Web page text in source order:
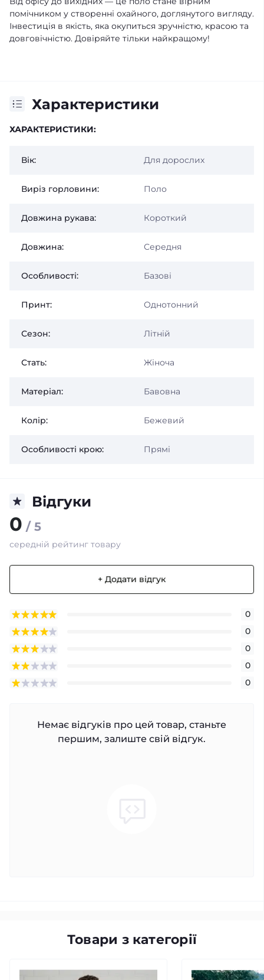
помічником у створенні охайного, доглянутого вигляду.
Інвестиція в якість, яка окупиться зручністю, красою та
довговічністю. Довіряйте тільки найкращому!
Характеристики
ХАРАКТЕРИСТИКИ:
Вік: Для дорослих
Виріз горловини: Поло
Довжина рукава: Короткий
Довжина: Середня
Особливості: Базові
Принт: Однотонний
Сезон: Літній
Стать: Жіноча
Матеріал: Бавовна
Колір: Бежевий
Особливості крою: Прямі
Відгуки
0 / 5
середній рейтинг товару
+ Додати відгук
0
0
0
0
0
Немає відгуків про цей товар, станьте
першим, залиште свій відгук.
Товари з категорії